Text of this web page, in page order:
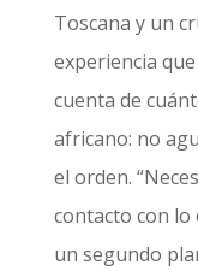
Toscana y un
experiencia
cuenta de
africano: no
el orden.
contacto con lo
un segundo